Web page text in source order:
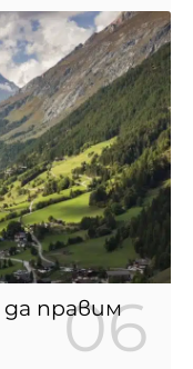
правим